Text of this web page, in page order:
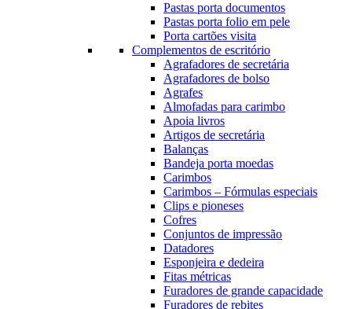
Pastas porta documentos
Pastas porta folio em pele
Porta cartões visita
Complementos de escritório
Agrafadores de secretária
Agrafadores de bolso
Agrafes
Almofadas para carimbo
Apoia livros
Artigos de secretária
Balanças
Bandeja porta moedas
Carimbos
Carimbos – Fórmulas especiais
Clips e pioneses
Cofres
Conjuntos de impressão
Datadores
Esponjeira e dedeira
Fitas métricas
Furadores de grande capacidade
Furadores de rebites